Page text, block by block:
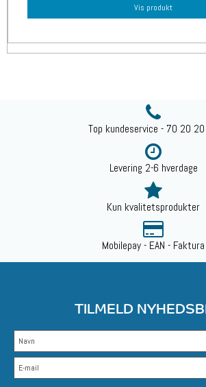
Vis produkt
Top kundeservice - 70 20
Levering 2-6 hverdage
Kun kvalitetsprodukter
Mobilepay - EAN - Faktura
TILMELD